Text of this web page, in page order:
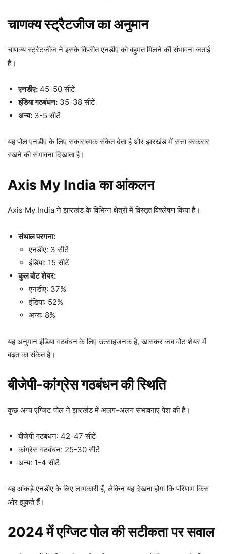
चाणक्य स्ट्रैटजीज का अनुमान
चाणक्य स्ट्रैटजीज ने इसके विपरीत एनडीए को बहुमत मिलने की संभावना जताई
है।
एनडीए: 45-50 सीटें
इंडिया गठबंधन: 35-38 सीटें
अन्य: 3-5 सीटें
यह पोल एनडीए के लिए सकारात्मक संकेत देता है और झारखंड में सत्ता बरकरार
रखने की संभावना दिखाता है।
Axis My India का आंकलन
Axis My India ने झारखंड के विभिन्न क्षेत्रों में विस्तृत विश्लेषण किया है।
संथाल परगना:
एनडीए: 3 सीटें
इंडिया: 15 सीटें
कुल वोट शेयर:
एनडीए: 37%
इंडिया: 52%
अन्य: 8%
यह अनुमान इंडिया गठबंधन के लिए उत्साहजनक है, खासकर जब वोट शेयर में
बढ़त का संकेत है।
बीजेपी-कांग्रेस गठबंधन की स्थिति
कुछ अन्य एग्जिट पोल ने झारखंड में अलग-अलग संभावनाएं पेश की हैं।
बीजेपी गठबंधन: 42-47 सीटें
कांग्रेस गठबंधन: 25-30 सीटें
अन्य: 1-4 सीटें
यह आंकड़े एनडीए के लिए लाभकारी हैं, लेकिन यह देखना होगा कि परिणाम किस
ओर झुकते हैं।
2024 में एग्जिट पोल की सटीकता पर सवाल